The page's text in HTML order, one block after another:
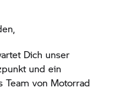
Dich unser
und ein
Team von Motorrad